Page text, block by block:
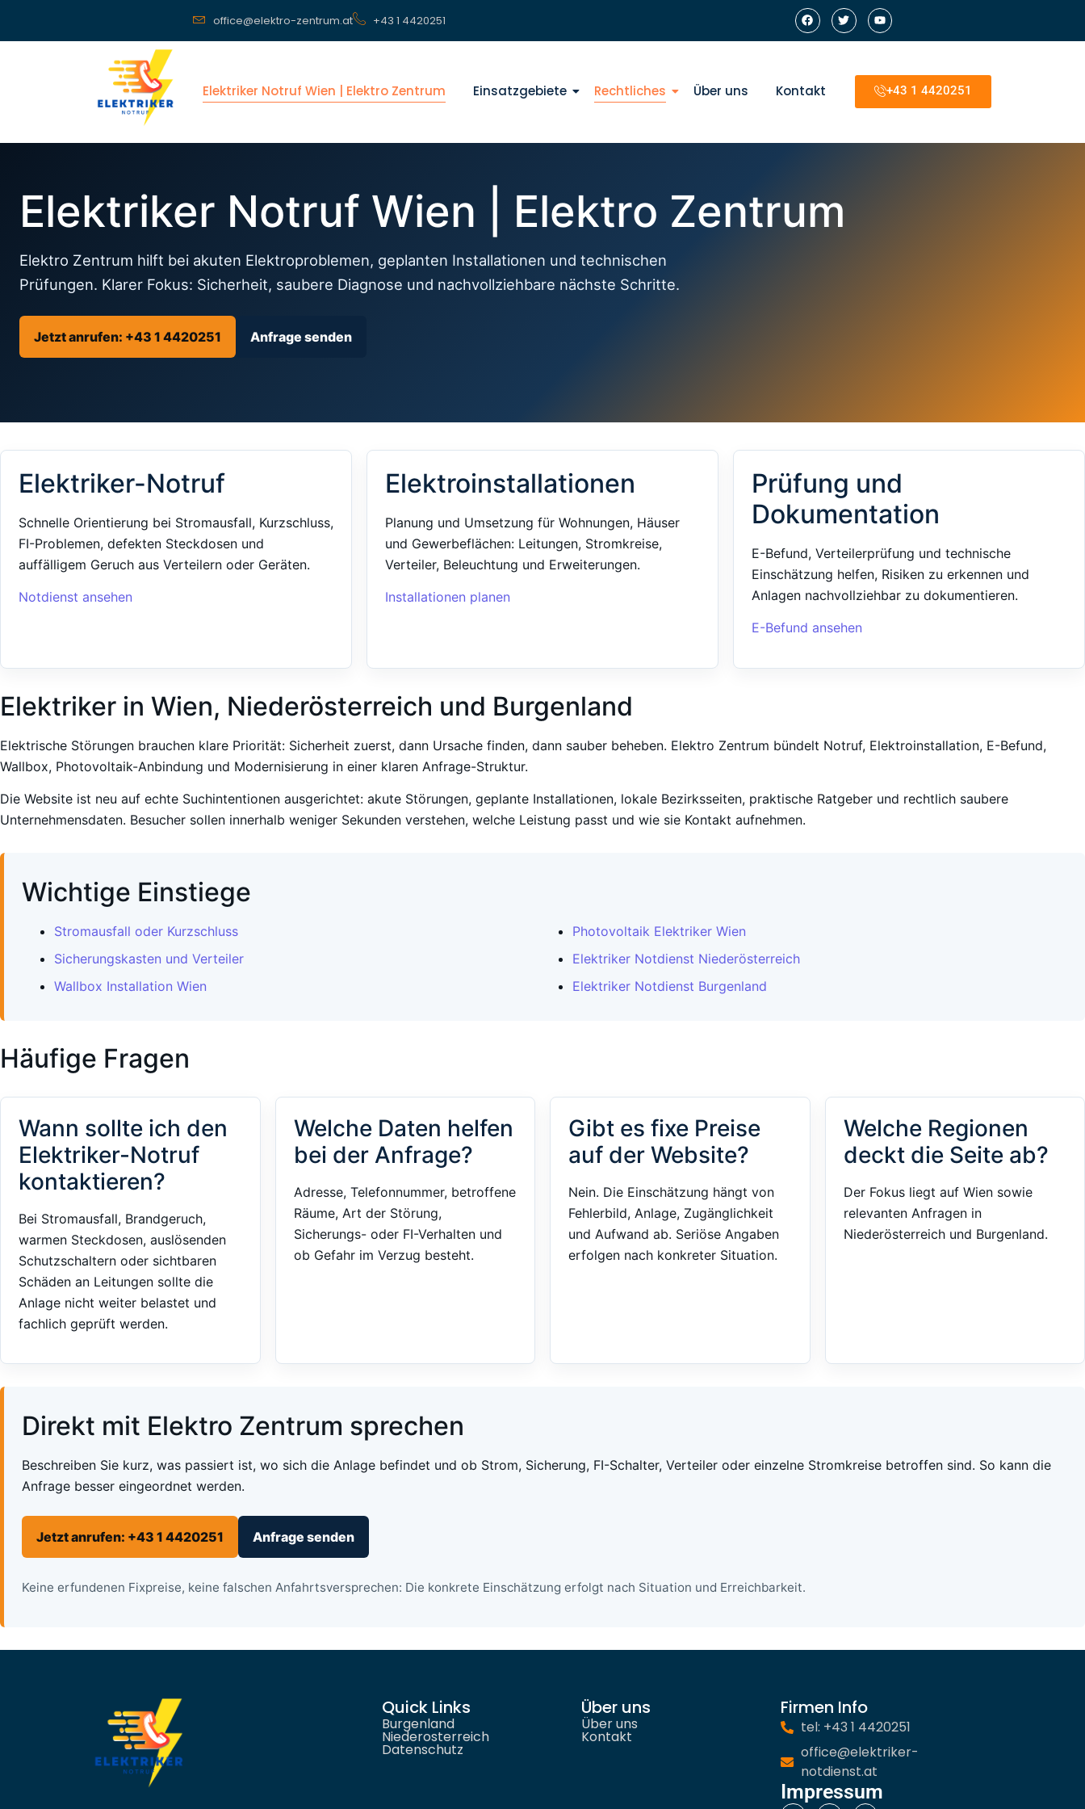
office@elektro-zentrum.at +43 1 4420251
Elektriker Notruf Wien | Elektro Zentrum Einsatzgebiete Rechtliches Über uns Kontakt +43 1 4420251
Elektriker Notruf Wien | Elektro Zentrum
Elektro Zentrum hilft bei akuten Elektroproblemen, geplanten Installationen und technischen
Prüfungen. Klarer Fokus: Sicherheit, saubere Diagnose und nachvollziehbare nächste Schritte.
Jetzt anrufen: +43 1 4420251 Anfrage senden
Elektriker-Notruf
Schnelle Orientierung bei Stromausfall, Kurzschluss,
FI-Problemen, defekten Steckdosen und
auffälligem Geruch aus Verteilern oder Geräten.
Notdienst ansehen
Elektroinstallationen
Planung und Umsetzung für Wohnungen, Häuser
und Gewerbeflächen: Leitungen, Stromkreise,
Verteiler, Beleuchtung und Erweiterungen.
Installationen planen
Prüfung und
Dokumentation
E-Befund, Verteilerprüfung und technische
Einschätzung helfen, Risiken zu erkennen und
Anlagen nachvollziehbar zu dokumentieren.
E-Befund ansehen
Elektriker in Wien, Niederösterreich und Burgenland
Elektrische Störungen brauchen klare Priorität: Sicherheit zuerst, dann Ursache finden, dann sauber beheben. Elektro Zentrum bündelt Notruf, Elektroinstallation, E-Befund,
Wallbox, Photovoltaik-Anbindung und Modernisierung in einer klaren Anfrage-Struktur.
Die Website ist neu auf echte Suchintentionen ausgerichtet: akute Störungen, geplante Installationen, lokale Bezirksseiten, praktische Ratgeber und rechtlich saubere
Unternehmensdaten. Besucher sollen innerhalb weniger Sekunden verstehen, welche Leistung passt und wie sie Kontakt aufnehmen.
Wichtige Einstiege
Stromausfall oder Kurzschluss
Sicherungskasten und Verteiler
Wallbox Installation Wien
Photovoltaik Elektriker Wien
Elektriker Notdienst Niederösterreich
Elektriker Notdienst Burgenland
Häufige Fragen
Wann sollte ich den
Elektriker-Notruf
kontaktieren?
Bei Stromausfall, Brandgeruch,
warmen Steckdosen, auslösenden
Schutzschaltern oder sichtbaren
Schäden an Leitungen sollte die
Anlage nicht weiter belastet und
fachlich geprüft werden.
Welche Daten helfen
bei der Anfrage?
Adresse, Telefonnummer, betroffene
Räume, Art der Störung,
Sicherungs- oder FI-Verhalten und
ob Gefahr im Verzug besteht.
Gibt es fixe Preise
auf der Website?
Nein. Die Einschätzung hängt von
Fehlerbild, Anlage, Zugänglichkeit
und Aufwand ab. Seriöse Angaben
erfolgen nach konkreter Situation.
Welche Regionen
deckt die Seite ab?
Der Fokus liegt auf Wien sowie
relevanten Anfragen in
Niederösterreich und Burgenland.
Direkt mit Elektro Zentrum sprechen
Beschreiben Sie kurz, was passiert ist, wo sich die Anlage befindet und ob Strom, Sicherung, FI-Schalter, Verteiler oder einzelne Stromkreise betroffen sind. So kann die
Anfrage besser eingeordnet werden.
Jetzt anrufen: +43 1 4420251 Anfrage senden
Keine erfundenen Fixpreise, keine falschen Anfahrtsversprechen: Die konkrete Einschätzung erfolgt nach Situation und Erreichbarkeit.
Quick Links
Burgenland
Niederosterreich
Datenschutz
Über uns
Über uns
Kontakt
Firmen Info
tel: +43 1 4420251
office@elektriker-
notdienst.at
Impressum